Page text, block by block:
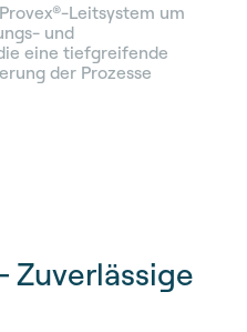
Leitsystem um
und
eine tiefgreifende
der Prozesse
Zuverlässige